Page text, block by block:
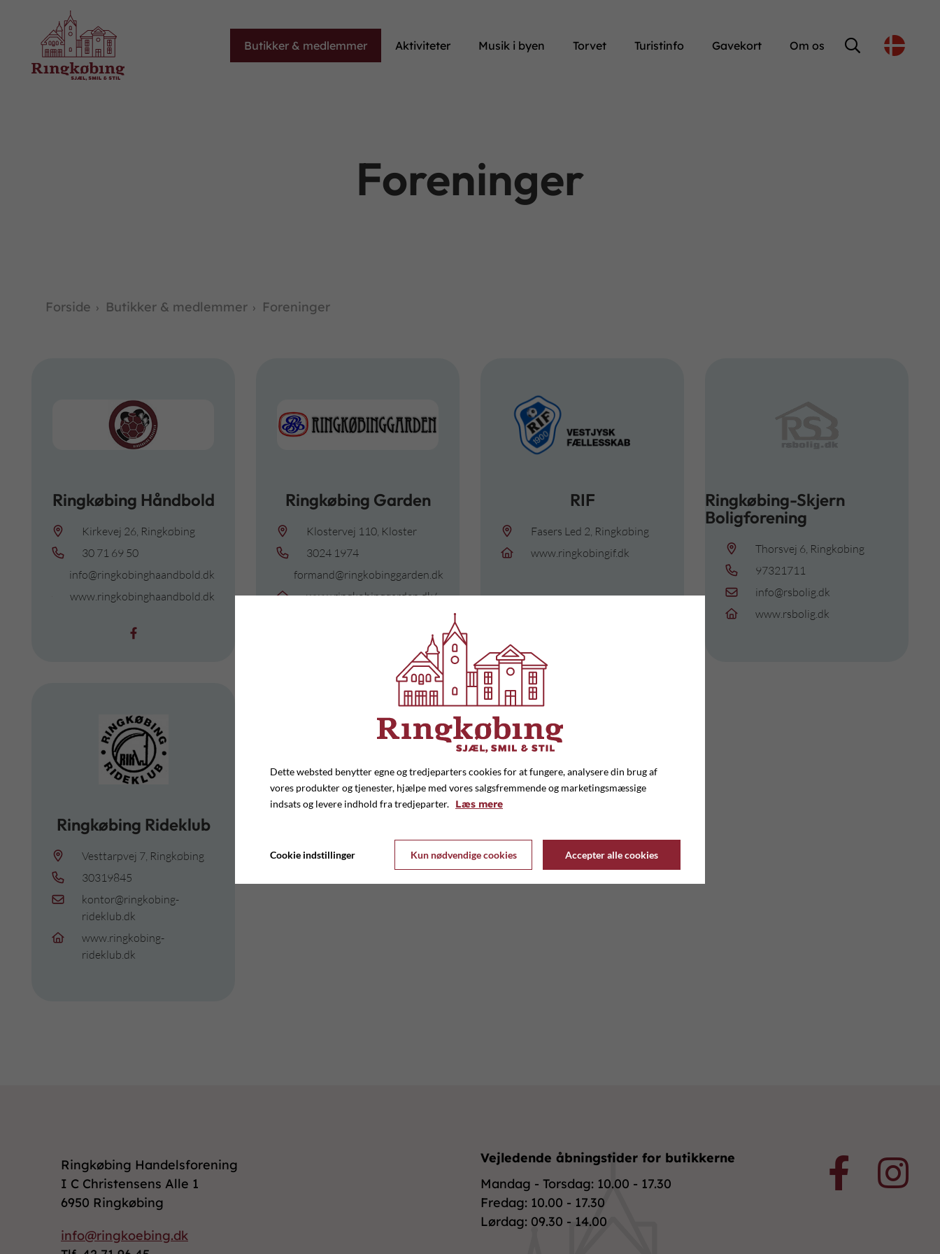
Butikker & medlemmer Aktiviteter Musik i byen Torvet Turistinfo Gavekort Om os
Foreninger
Forside Butikker & medlemmer Foreninger
Ringkøbing Håndbold
Kirkevej 26, Ringkøbing
30 71 69 50
info@ringkobinghaandbold.dk
www.ringkobinghaandbold.dk
Ringkøbing Garden
Klostervej 110, Kloster
3024 1974
formand@ringkobinggarden.dk
www.ringkobinggarden.dk/
RIF
Fasers Led 2, Ringkøbing
www.ringkobingif.dk
Ringkøbing-Skjern
Boligforening
Thorsvej 6, Ringkøbing
97321711
info@rsbolig.dk
www.rsbolig.dk
Ringkøbing Rideklub
Vesttarpvej 7, Ringkøbing
30319845
kontor@ringkobing-
rideklub.dk
www.ringkobing-
rideklub.dk
Ringkøbing Handelsforening
I C Christensens Alle 1
6950 Ringkøbing
info@ringkoebing.dk
Vejledende åbningstider for butikkerne
Mandag - Torsdag: 10.00 - 17.30
Fredag: 10.00 - 17.30
Lørdag: 09.30 - 14.00
Dette websted benytter egne og tredjeparters cookies for at fungere, analysere din brug af
vores produkter og tjenester, hjælpe med vores salgsfremmende og marketingsmæssige
indsats og levere indhold fra tredjeparter. Læs mere
Cookie indstillinger Kun nødvendige cookies Accepter alle cookies